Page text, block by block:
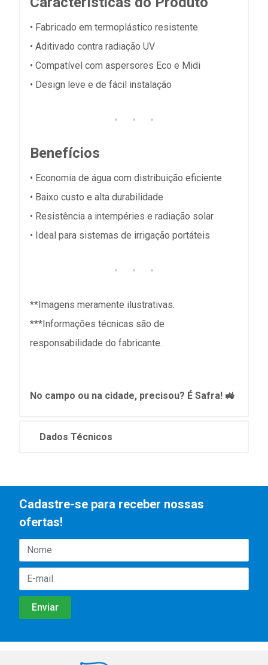
• Fabricado em termoplástico resistente
• Aditivado contra radiação UV
• Compatível com aspersores Eco e Midi
• Design leve e de fácil instalação
Benefícios
• Economia de água com distribuição eficiente
• Baixo custo e alta durabilidade
• Resistência a intempéries e radiação solar
• Ideal para sistemas de irrigação portáteis
**Imagens meramente ilustrativas.
***Informações técnicas são de
responsabilidade do fabricante.
No campo ou na cidade, precisou? É Safra! 🚜
Dados Técnicos
Cadastre-se para receber nossas
ofertas!